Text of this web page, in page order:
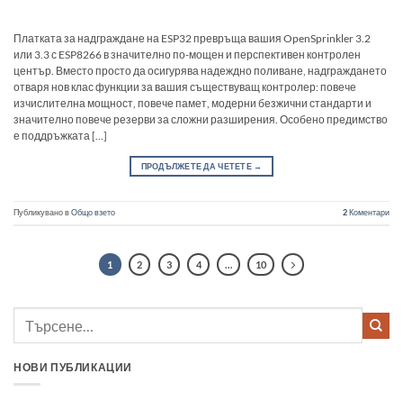
Платката за надграждане на ESP32 превръща вашия OpenSprinkler 3.2
или 3.3 с ESP8266 в значително по-мощен и перспективен контролен
център. Вместо просто да осигурява надеждно поливане, надграждането
отваря нов клас функции за вашия съществуващ контролер: повече
изчислителна мощност, повече памет, модерни безжични стандарти и
значително повече резерви за сложни разширения. Особено предимство
е поддръжката […]
ПРОДЪЛЖЕТЕ ДА ЧЕТЕТЕ →
Публикувано вОбщо взето 2 Коментари
1 2 3 4 … 10
НОВИ ПУБЛИКАЦИИ